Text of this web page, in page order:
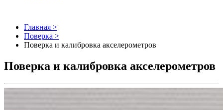
Главная >
Поверка >
Поверка и калибровка акселерометров
Поверка и калибровка акселерометров